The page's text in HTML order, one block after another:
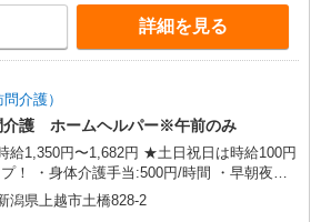
）を支給 ※特定事業所加算手当:60円/時間
※給与幅は資格・経験等による
詳細を見る
介護）
介護 ホームヘルパー※午前のみ
給1,350円〜1,682円 ★土日祝日は時給100円
！ ・身体介護手当:500円/時間 ・早朝夜間
手当:300円/時間 （18:00〜翌07:59の時間帯）
手当:2,000円/月 ・深夜割増は別途支給 ・ケ
潟県上越市土橋828-2